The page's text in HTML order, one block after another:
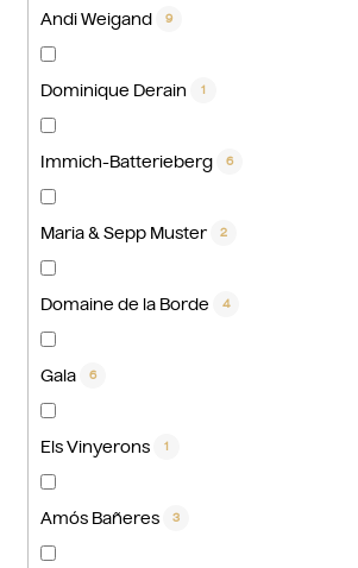
Andi Weigand 9
Dominique Derain 1
Immich-Batterieberg 6
Maria & Sepp Muster 2
Domaine de la Borde 4
Gala 6
Els Vinyerons 1
Amós Bañeres 3